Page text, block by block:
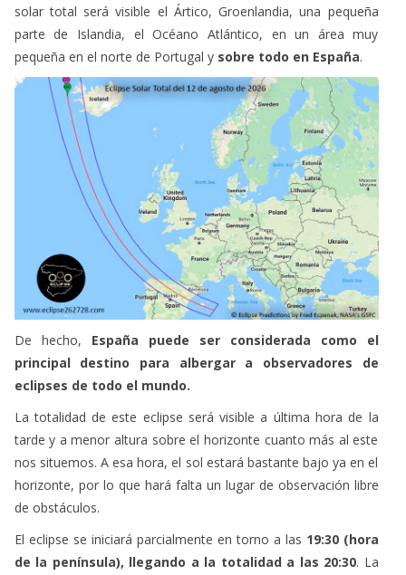
solar total será visible el Ártico, Groenlandia, una pequeña
parte de Islandia, el Océano Atlántico, en un área muy
pequeña en el norte de Portugal y sobre todo en España.
De hecho, España puede ser considerada como el
principal destino para albergar a observadores de
eclipses de todo el mundo.
La totalidad de este eclipse será visible a última hora de la
tarde y a menor altura sobre el horizonte cuanto más al este
nos situemos. A esa hora, el sol estará bastante bajo ya en el
horizonte, por lo que hará falta un lugar de observación libre
de obstáculos.
El eclipse se iniciará parcialmente en torno a las 19:30 (hora
de la península), llegando a la totalidad a las 20:30. La